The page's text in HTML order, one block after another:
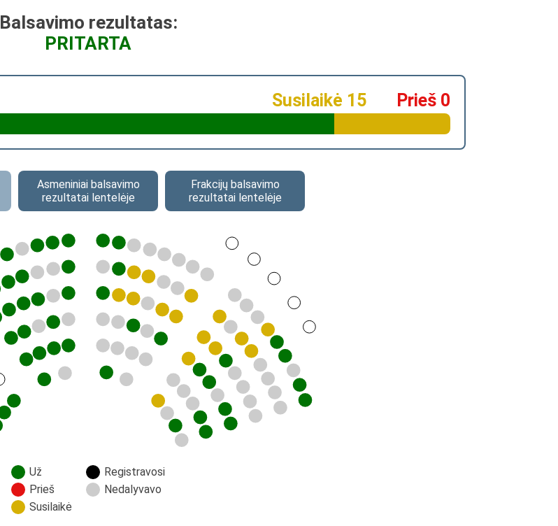
Balsavimo rezultatas:
PRITARTA
Prieš 0
Susilaikė 15
Asmeniniai balsavimo
rezultatai lentelėje
Frakcijų balsavimo
rezultatai lentelėje
Už
Prieš
Susilaikė
Registravosi
Nedalyvavo